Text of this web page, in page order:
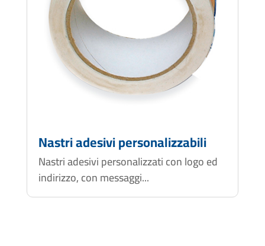
Nastri adesivi personalizzabili
Nastri adesivi personalizzati con logo ed
indirizzo, con messaggi...